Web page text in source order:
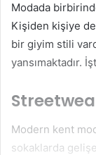
Modada
Kişiden kişiye
bir giyim stili
yansımaktadır.
Modern kent
sokaklarda